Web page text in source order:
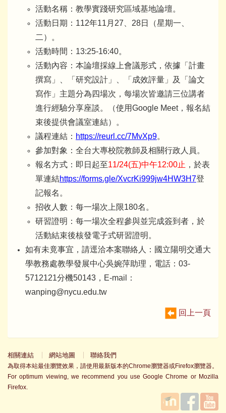
活動名稱：教學實踐研究區域基地論壇。
活動日期：112年11月27、28日（星期一、
二）。
活動時間：13:25-16:40。
活動內容：本論壇採線上會議形式，依據「計畫
撰寫」、「研究設計」、「成效評量」及「論文
寫作」主題分為四場次，每場次皆邀請三位講者
進行經驗分享座談。（使用Google Meet，報名結
束後提供會議室連結）。
議程連結： https://reurl.cc/7MvXp9。
參加對象：全台大專校院教師及相關行政人員。
報名方式：即日起至11/24(五)中午12:00止 ，於表
單連結https://forms.gle/XvcrKi999jw4HW3H7登
記報名。
招收人數：每一場次上限180名。
研習證明：每一場次全程參與並完成簽到者，於
活動結束後核發電子式研習證明。
如有未竟事宜，請逕洽本案聯絡人：國立陽明交通大
學教務處教學發展中心吳婉萍助理，電話：03-
5712121分機50143，E-mail：
wanping@nycu.edu.tw
回上一頁
相關連結 網站地圖 聯絡我們
為取得本站最佳瀏覽效果，請使用最新版本的Chrome瀏覽器或Firefox瀏覽器。
For optimum viewing, we recommend you use Google Chrome or Mozilla
Firefox.